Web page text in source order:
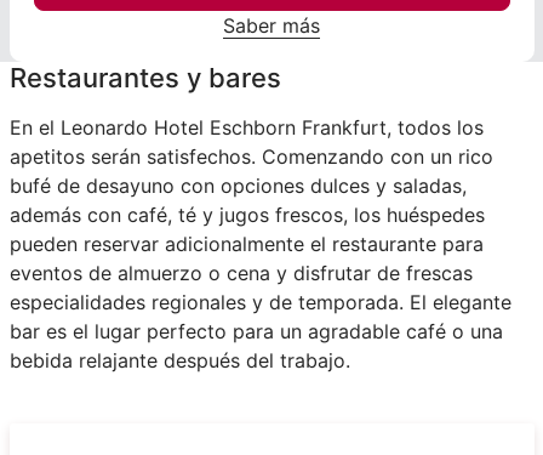
Saber más
Restaurantes y bares
En el Leonardo Hotel Eschborn Frankfurt, todos los
apetitos serán satisfechos. Comenzando con un rico
bufé de desayuno con opciones dulces y saladas,
además con café, té y jugos frescos, los huéspedes
pueden reservar adicionalmente el restaurante para
eventos de almuerzo o cena y disfrutar de frescas
especialidades regionales y de temporada. El elegante
bar es el lugar perfecto para un agradable café o una
bebida relajante después del trabajo.